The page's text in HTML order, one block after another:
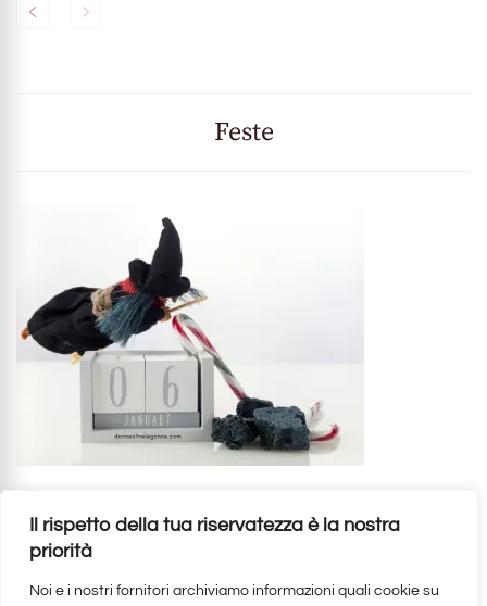
Il rispetto della tua riservatezza è la nostra
priorità
Noi e i nostri fornitori archiviamo informazioni quali cookie su
Feste
Donne Oltre Le Gonne